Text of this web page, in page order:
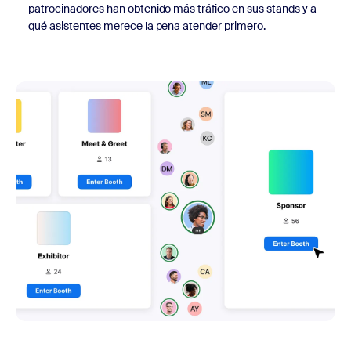
patrocinadores han obtenido más tráfico en sus stands y a
qué asistentes merece la pena atender primero.